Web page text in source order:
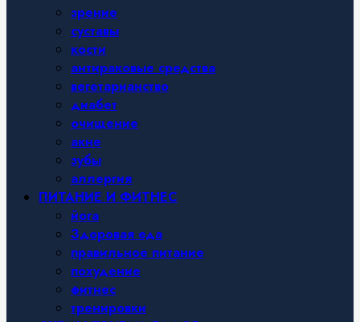
зрение
суставы
кости
антираковые средства
вегетарианство
диабет
очищение
акне
зубы
аллергия
ПИТАНИЕ И ФИТНЕС
йога
Здоровая еда
правильное питание
похудение
фитнес
тренировки